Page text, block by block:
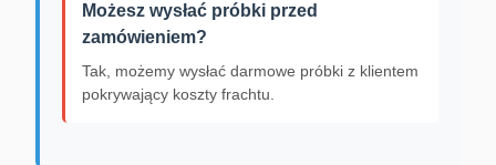
Możesz wysłać próbki przed
zamówieniem?
Tak, możemy wysłać darmowe próbki z klientem
pokrywający koszty frachtu.